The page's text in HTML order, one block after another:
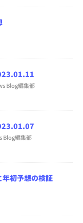
Blog編集部
Blog編集部
初予想の検証